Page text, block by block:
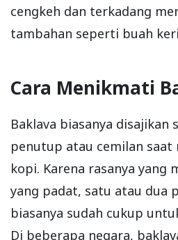
cengkeh dan terkadang
tambahan seperti buah
Cara Menikmati
Baklava biasanya disajikan
penutup atau cemilan saat
kopi. Karena rasanya yang
yang padat, satu atau dua
biasanya sudah cukup
Di beberapa negara,